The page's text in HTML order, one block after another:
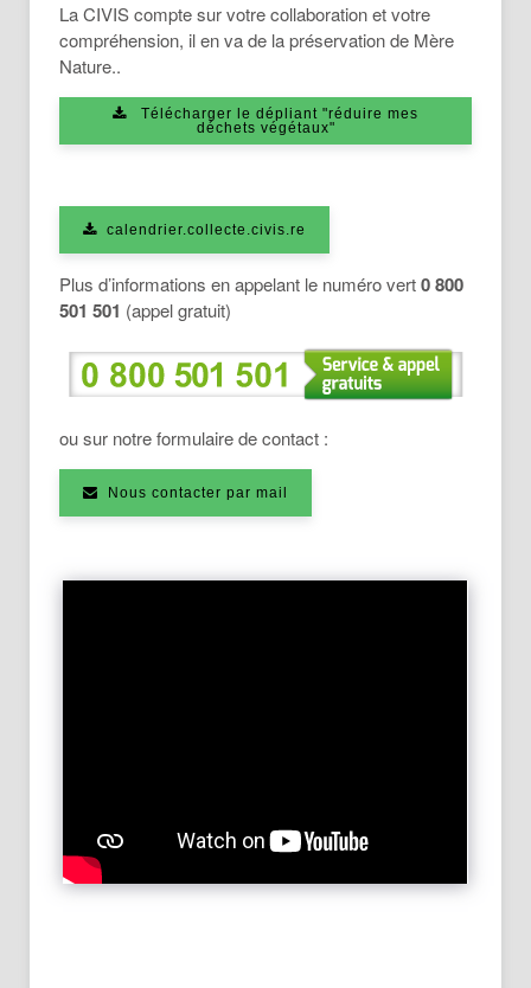
La CIVIS compte sur votre collaboration et votre
compréhension, il en va de la préservation de Mère
Nature..
Télécharger le dépliant "réduire mes
déchets végétaux"
calendrier.collecte.civis.re
Plus d’informations en appelant le numéro vert0 800
501 501 (appel gratuit)
ou sur notre formulaire de contact :
Nous contacter par mail